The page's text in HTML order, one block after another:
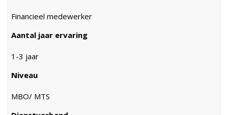
Financieel medewerker
Aantal jaar ervaring
1-3 jaar
Niveau
MBO/ MTS